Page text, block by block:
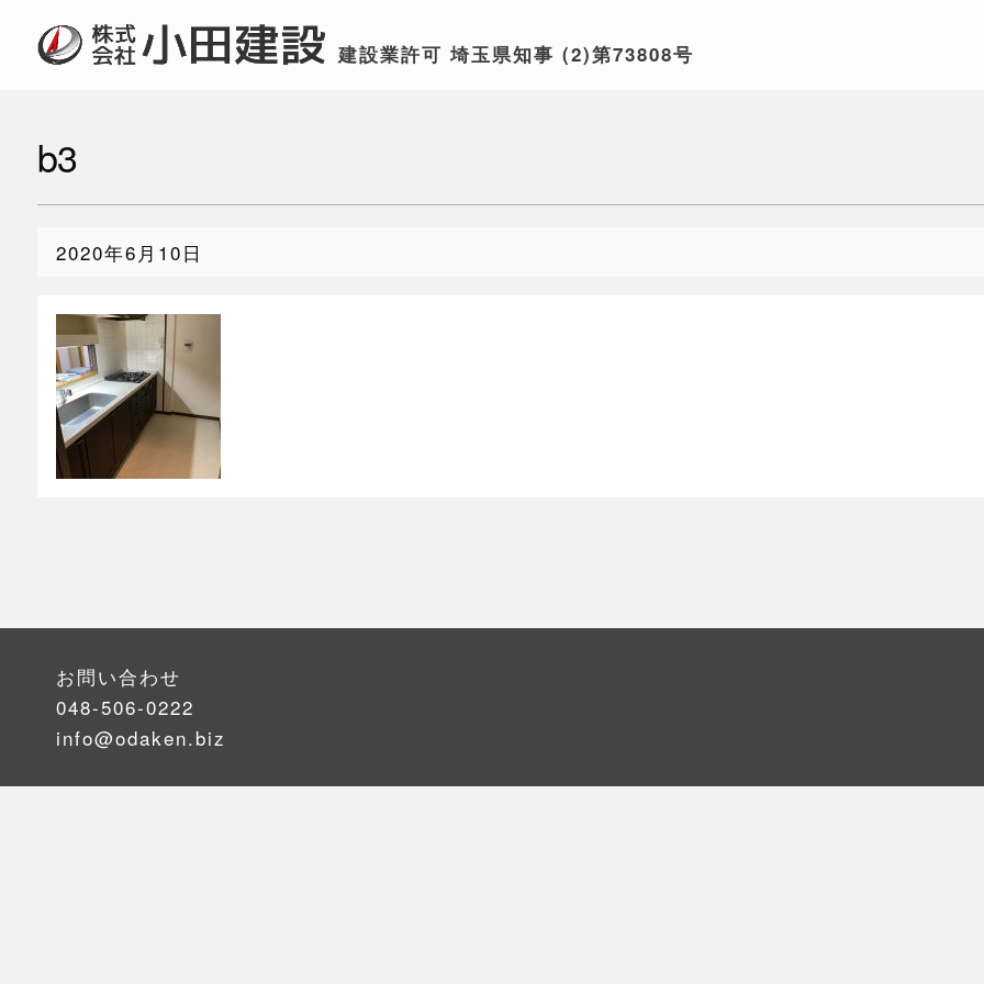
建設業許可 埼玉県知事 (2)第73808号
b3
2020年6月10日
お問い合わせ
048-506-0222
info@odaken.biz